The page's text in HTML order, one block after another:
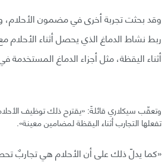
وقد بحثت تجربة أخرى في مضمون الأحلام،
ربط نشاط الدماغ الذي يحصل أثناء
أثناء اليقظة، مثل أجزاء الدماغ المستخدمة
وتعقّب سيكلاري قائلةً: «يقترح ذلك توظيف
تفعلها التجارب أثناء اليقظة لمضامين معينة».
«كما يدلّ ذلك على أن الأحلام هي تجاربٌ